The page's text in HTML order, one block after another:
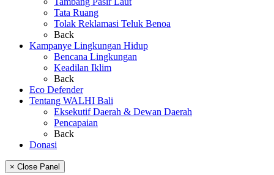
Tata Ruang
Tolak Reklamasi Teluk Benoa
Back
Kampanye Lingkungan Hidup
Bencana Lingkungan
Keadilan Iklim
Back
Eco Defender
Tentang WALHI Bali
Eksekutif Daerah & Dewan Daerah
Pencapaian
Back
Donasi
× Close Panel